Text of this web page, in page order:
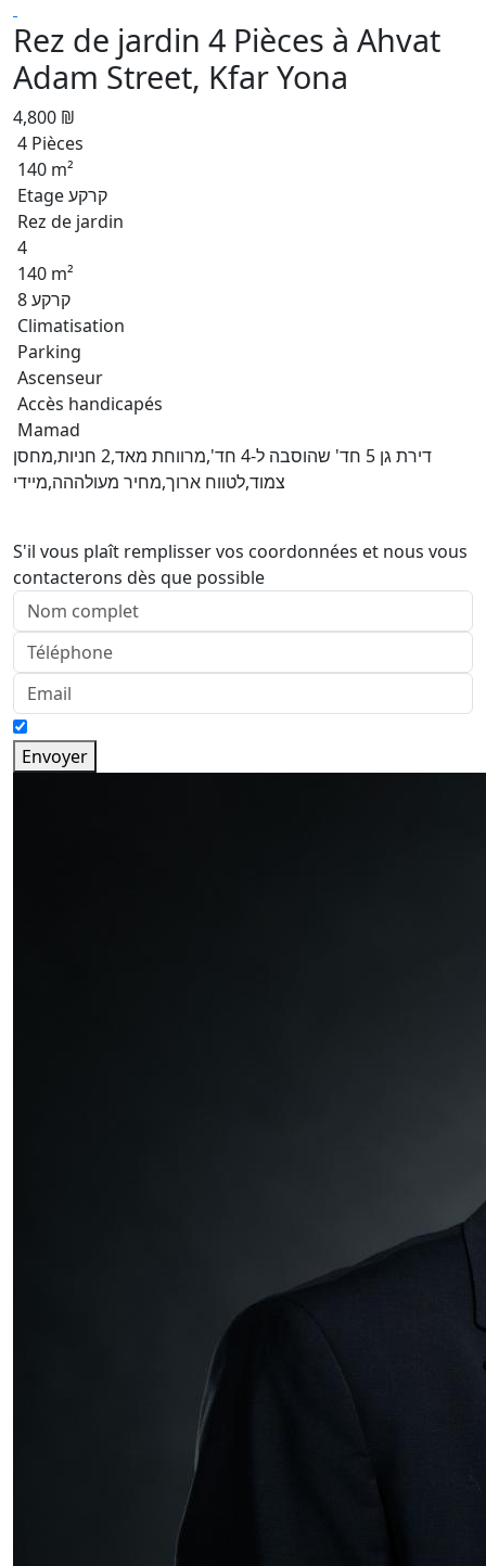
Rez de jardin 4 Pièces à Ahvat
Adam Street, Kfar Yona
4,800 ₪
4 Pièces
140 m²
Etage קרקע
Rez de jardin
4
140 m²
קרקע 8
Climatisation
Parking
Ascenseur
Accès handicapés
Mamad
דירת גן 5 חד' שהוסבה ל-4 חד',מרווחת מאד,2 חניות,מחסן
צמוד,לטווח ארוך,מחיר מעולההה,מיידי
S'il vous plaît remplisser vos coordonnées et nous vous
contacterons dès que possible
Envoyer